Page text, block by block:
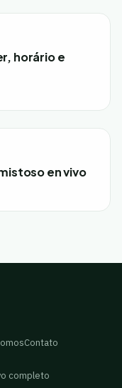
horário e
en vivo
Contato
completo